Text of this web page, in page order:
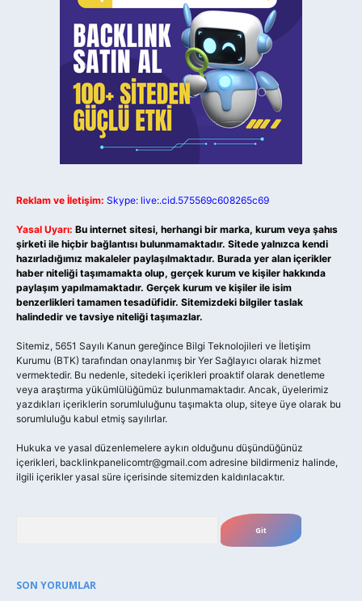
Reklam ve İletişim: Skype: live:.cid.575569c608265c69
Yasal Uyarı: Bu internet sitesi, herhangi bir marka, kurum veya şahıs
şirketi ile hiçbir bağlantısı bulunmamaktadır. Sitede yalnızca kendi
hazırladığımız makaleler paylaşılmaktadır. Burada yer alan içerikler
haber niteliği taşımamakta olup, gerçek kurum ve kişiler hakkında
paylaşım yapılmamaktadır. Gerçek kurum ve kişiler ile isim
benzerlikleri tamamen tesadüfidir. Sitemizdeki bilgiler taslak
halindedir ve tavsiye niteliği taşımazlar.
Sitemiz, 5651 Sayılı Kanun gereğince Bilgi Teknolojileri ve İletişim
Kurumu (BTK) tarafından onaylanmış bir Yer Sağlayıcı olarak hizmet
vermektedir. Bu nedenle, sitedeki içerikleri proaktif olarak denetleme
veya araştırma yükümlülüğümüz bulunmamaktadır. Ancak, üyelerimiz
yazdıkları içeriklerin sorumluluğunu taşımakta olup, siteye üye olarak bu
sorumluluğu kabul etmiş sayılırlar.
Hukuka ve yasal düzenlemelere aykırı olduğunu düşündüğünüz
içerikleri, backlinkpanelicomtr@gmail.com adresine bildirmeniz halinde,
ilgili içerikler yasal süre içerisinde sitemizden kaldırılacaktır.
SON YORUMLAR